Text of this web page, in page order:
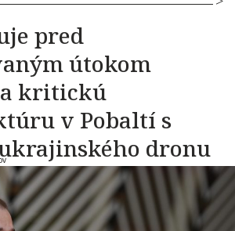
pred
útokom
kritickú
v Pobaltí s
dronu